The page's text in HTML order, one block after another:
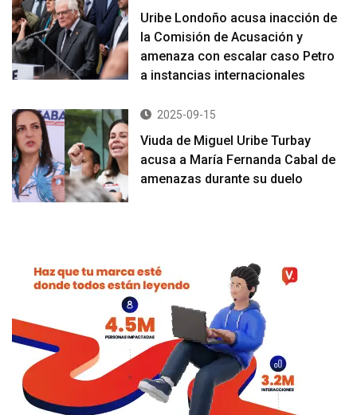
Uribe Londoño acusa inacción de
la Comisión de Acusación y
amenaza con escalar caso Petro
a instancias internacionales
2025-09-15
Viuda de Miguel Uribe Turbay
acusa a María Fernanda Cabal de
amenazas durante su duelo